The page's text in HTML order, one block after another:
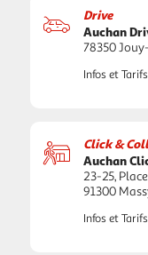
Drive
Auchan
78350
Infos et Tarifs
Click &
Auchan
23-25,
91300
Infos et Tarifs